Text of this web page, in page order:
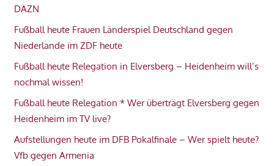
DAZN
Fußball heute Frauen Länderspiel Deutschland gegen
Niederlande im ZDF heute
Fußball heute Relegation in Elversberg – Heidenheim will’s
nochmal wissen!
Fußball heute Relegation * Wer überträgt Elversberg gegen
Heidenheim im TV live?
Aufstellungen heute im DFB Pokalfinale – Wer spielt heute?
Vfb gegen Armenia